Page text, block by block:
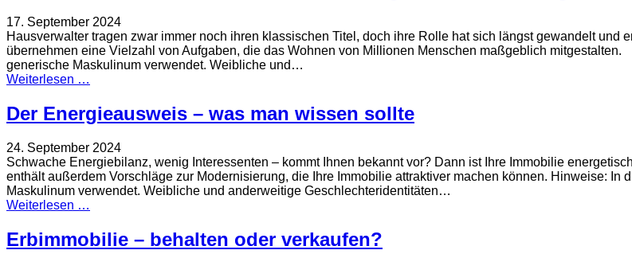
17. September 2024
Hausverwalter tragen zwar immer noch ihren klassischen Titel, doch ihre Rolle hat sich längst gewandelt und
übernehmen eine Vielzahl von Aufgaben, die das Wohnen von Millionen Menschen maßgeblich
generische Maskulinum verwendet. Weibliche und…
Weiterlesen …
Der Energieausweis – was man wissen sollte
24. September 2024
Schwache Energiebilanz, wenig Interessenten – kommt Ihnen bekannt vor? Dann ist Ihre Immobilie
enthält außerdem Vorschläge zur Modernisierung, die Ihre Immobilie attraktiver machen können. Hinweise: In
Maskulinum verwendet. Weibliche und anderweitige Geschlechteridentitäten…
Weiterlesen …
Erbimmobilie – behalten oder verkaufen?